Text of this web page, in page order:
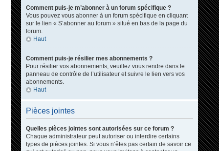
Comment puis-je m’abonner à un forum spécifique ?
Vous pouvez vous abonner à un forum spécifique en cliquant
sur le lien « S’abonner au forum » situé en bas de la page du
forum.
Haut
Comment puis-je résilier mes abonnements ?
Pour résilier vos abonnements, veuillez vous rendre dans le
panneau de contrôle de l’utilisateur et suivre le lien vers vos
abonnements.
Haut
Pièces jointes
Quelles pièces jointes sont autorisées sur ce forum ?
Chaque administrateur peut autoriser ou interdire certains
types de pièces jointes. Si vous n’êtes pas certain de savoir ce